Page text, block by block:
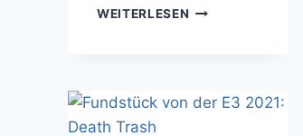
WEITERLESEN DER
SO